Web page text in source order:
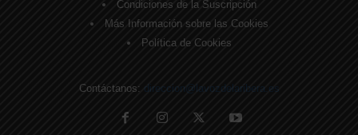
Condiciones de la Suscripción
Más Información sobre las Cookies
Política de Cookies
Contáctanos: direccion@lavozdelaribera.es